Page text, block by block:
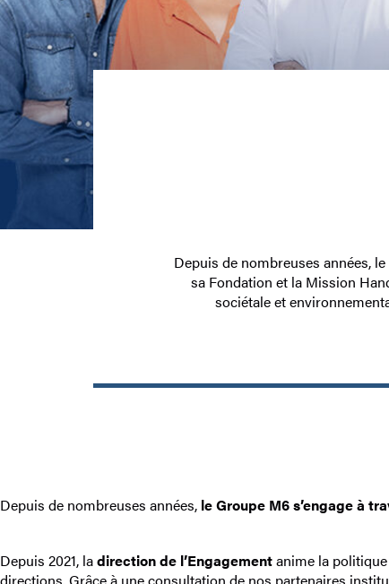
Depuis de nombreuses années,
sa Fondation et la Mission
sociétale et
Depuis de nombreuses années, le Groupe M6 s’engage à
Depuis 2021, ladirection de l’Engagementanime la